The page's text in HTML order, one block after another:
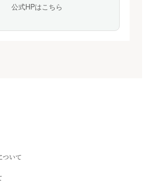
公式HPはこちら
ついて